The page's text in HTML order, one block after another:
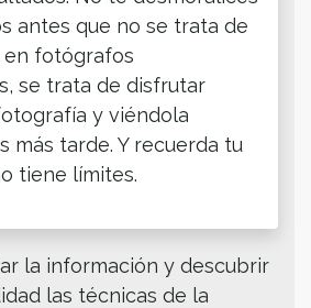
antes que no se trata de
fotógrafos
se trata de disfrutar
y viéndola
más tarde. Y recuerda tu
tiene límites.
la información y descubrir
las técnicas de la